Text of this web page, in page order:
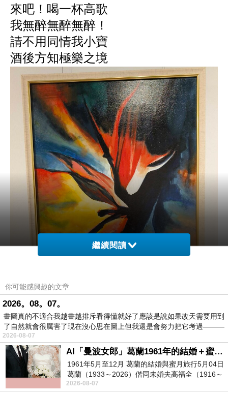
來吧！喝一杯高歌
我無醉無醉無醉！
請不用同情我小寶
酒後方知極樂之境
繼續閱讀
你可能感興趣的文章
2026。08。07。
畫圖真的不適合我越畫越排斥看得懂就好了應該是說如果改天需要用到
了自然就會很厲害了現在沒心思在圖上但我還是會努力把它考過———
2026-08-07
AI「曼波女郎」葛蘭1961年的結婚＋蜜月旅行 #戀上老電影 #葛蘭 #粟子
1961年5月至12月 葛蘭的結婚與蜜月旅行5月04日
葛蘭（1933～2026）偕同未婚夫高福全（1916～
2004）乘郵輪赴倫敦6月15日於英國倫敦St.S
2026-08-07